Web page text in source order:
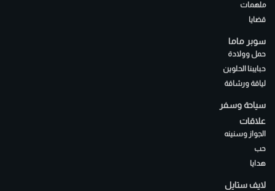
ملهمات
قضايا
سوبر ماما
حمل وولادة
حبايبنا الحلوين
لياقة ورشاقة
سياحة وسفر
علاقات
الجواز وسنينه
حب
هدايا
لايف ستايل